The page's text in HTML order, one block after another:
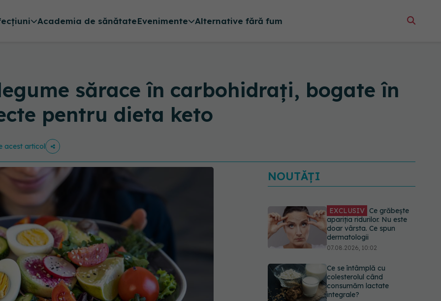
Academia de sănătateEvenimente Alternative fără fum
sărace în carbohidrați, bogate în
pentru dieta keto
acest articol
NOUTĂȚI
EXCLUSIV Ce grăbește
apariția ridurilor. Nu este
doar vârsta. Ce spun
dermatologii
07.08.2026, 10:02
Ce se întâmplă cu
colesterolul când
consumăm lactate
integrale?